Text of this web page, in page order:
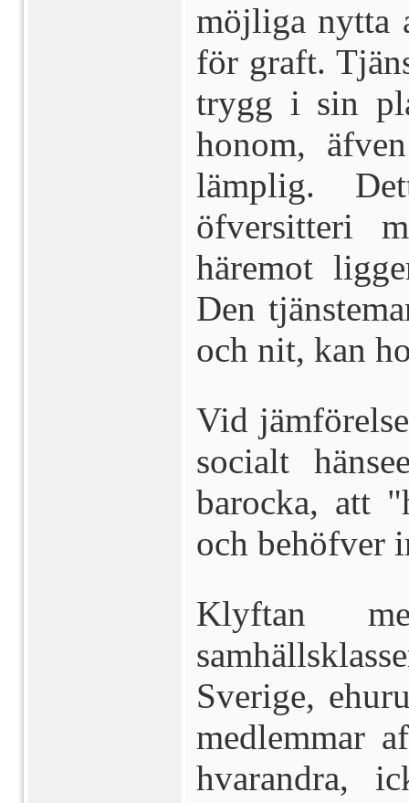
möjliga nytta
för graft.
trygg i sin
honom,
lämplig.
öfversitteri
häremot
Den
och nit, kan
Vid
socialt
barocka, att
och behöfver
Klyftan
Sverige,
medlemmar
hvarandra,